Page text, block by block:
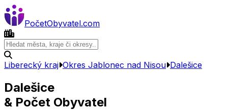
PočetObyvatel.com
Liberecký kraj Okres Jablonec nad Nisou Dalešice
Dalešice
& Počet Obyvatel